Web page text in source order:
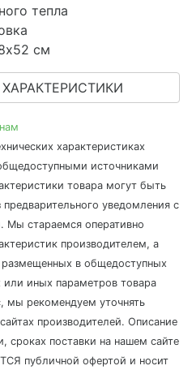
тепла
см
характеристиках
источниками
товара могут быть
уведомления с
Мы стараемся оперативно
производителем, а
в общедоступных
или иных параметров товара
мы рекомендуем уточнять
производителей. Описание
сроках поставки на нашем сайте
публичной офертой и носит